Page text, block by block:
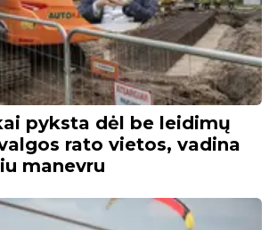
pyksta dėl be leidimų
rato vietos, vadina
manevru